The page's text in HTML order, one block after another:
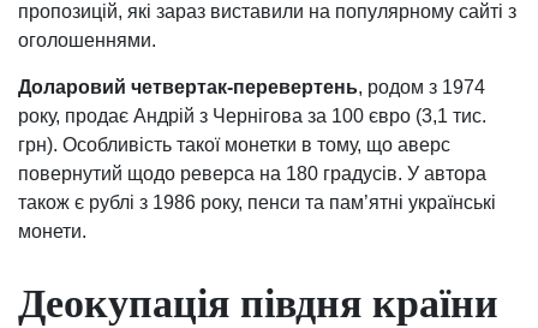
пропозицій, які зараз виставили на популярному сайті з
оголошеннями.
Доларовий четвертак-перевертень, родом з 1974
року, продає Андрій з Чернігова за 100 євро (3,1 тис.
грн). Особливість такої монетки в тому, що аверс
повернутий щодо реверса на 180 градусів. У автора
також є рублі з 1986 року, пенси та пам’ятні українські
монети.
Деокупація півдня країни